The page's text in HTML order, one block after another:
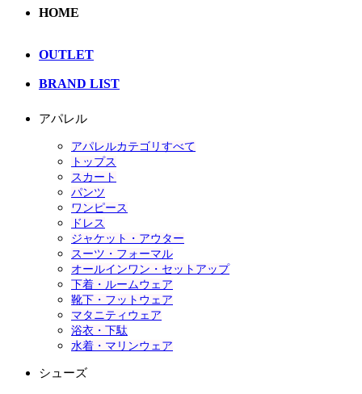
HOME
OUTLET
BRAND LIST
アパレル
アパレルカテゴリすべて
トップス
スカート
パンツ
ワンピース
ドレス
ジャケット・アウター
スーツ・フォーマル
オールインワン・セットアップ
下着・ルームウェア
靴下・フットウェア
マタニティウェア
浴衣・下駄
水着・マリンウェア
シューズ